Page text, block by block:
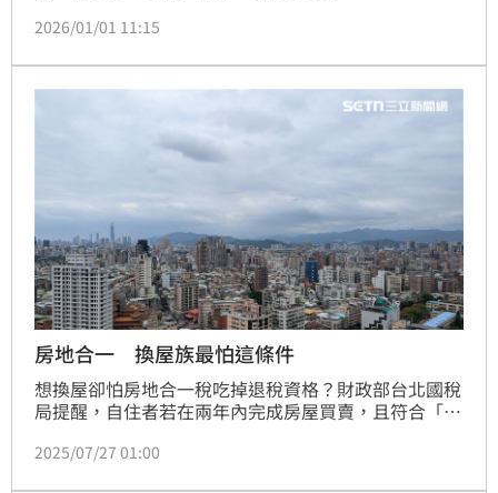
新聞網》整理財政部最新公布的2026稅務行事曆，從
一次幫你劃出全年「跟荷包最有關係」的關鍵時刻，少
繳罰款、不漏減免、發票獎金也別白白蒸發。
2026/01/01 11:15
房地合一 換屋族最怕這條件
想換屋卻怕房地合一稅吃掉退稅資格？財政部台北國稅
局提醒，自住者若在兩年內完成房屋買賣，且符合「實
只是把戶籍掛名卻未實際入住，小心不但拿不到退稅，
2025/07/27 01:00